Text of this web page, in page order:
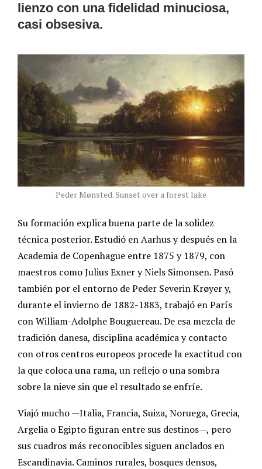
lienzo con una fidelidad minuciosa,
casi obsesiva.
Peder Mønsted. Sunset over a forest lake
Su formación explica buena parte de la solidez
técnica posterior. Estudió en Aarhus y después en la
Academia de Copenhague entre 1875 y 1879, con
maestros como Julius Exner y Niels Simonsen. Pasó
también por el entorno de Peder Severin Krøyer y,
durante el invierno de 1882-1883, trabajó en París
con William-Adolphe Bouguereau. De esa mezcla de
tradición danesa, disciplina académica y contacto
con otros centros europeos procede la exactitud con
la que coloca una rama, un reflejo o una sombra
sobre la nieve sin que el resultado se enfríe.
Viajó mucho —Italia, Francia, Suiza, Noruega, Grecia,
Argelia o Egipto figuran entre sus destinos—, pero
sus cuadros más reconocibles siguen anclados en
Escandinavia. Caminos rurales, bosques densos,